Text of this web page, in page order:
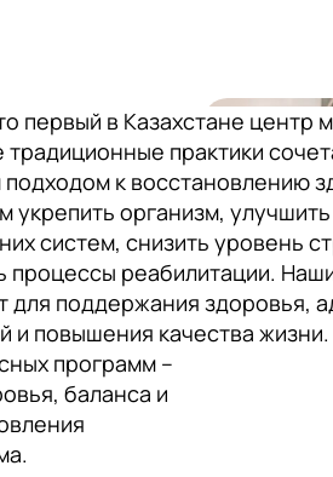
первый в Казахстане центр
традиционные практики
к восстановлению
укрепить организм,
систем, снизить уровень
процессы реабилитации.
для поддержания здоровья,
и повышения качества жизни.
программ –
баланса и